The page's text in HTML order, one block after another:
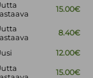
15.00€
8.40€
12.00€
15.00€